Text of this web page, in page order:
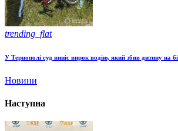
trending_flat
У Тернополі суд виніс вирок водію, який збив дитину на
Новини
Наступна